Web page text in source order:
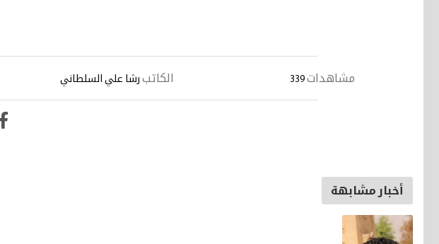
مشاهدات 339 الكاتب رشا علي السلطاني
أخبار مشابهة